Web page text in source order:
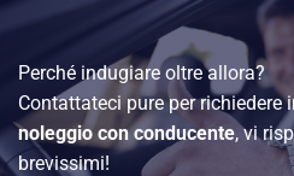
Perché indugiare oltre allora?
Contattateci pure per
noleggio con conducente, vi
brevissimi!